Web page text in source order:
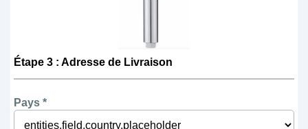
Étape 3 : Adresse de Livraison
Pays *